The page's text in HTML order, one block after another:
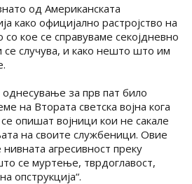
од Американската
како официјално растројство на
кое се справуваме секојдневно
случува, и како нешто што им
за прв пат било
на Втората светска војна кога
опишат војници кои не сакале
на своите службеници. Овие
нивната агресивност преку
се муртење, тврдоглавост,
опструкција“.